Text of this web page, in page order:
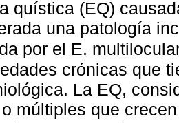
quística (EQ)
una patología
por el E.
crónicas que
La EQ,
múltiples que